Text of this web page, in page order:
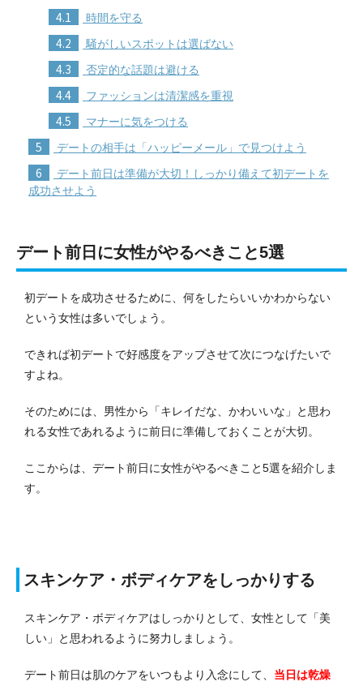
4.1 時間を守る
4.2 騒がしいスポットは選ばない
4.3 否定的な話題は避ける
4.4 ファッションは清潔感を重視
4.5 マナーに気をつける
5 デートの相手は「ハッピーメール」で見つけよう
6
デート前日は準備が大切！しっかり備えて初デートを
成功させよう
デート前日に女性がやるべきこと5選
初デートを成功させるために、何をしたらいいかわからない
という女性は多いでしょう。
できれば初デートで好感度をアップさせて次につなげたいで
すよね。
そのためには、男性から「キレイだな、かわいいな」と思わ
れる女性であれるように前日に準備しておくことが大切。
ここからは、デート前日に女性がやるべきこと5選を紹介しま
す。
スキンケア・ボディケアをしっかりする
スキンケア・ボディケアはしっかりとして、女性として「美
しい」と思われるように努力しましょう。
デート前日は肌のケアをいつもより入念にして、 当日は乾燥